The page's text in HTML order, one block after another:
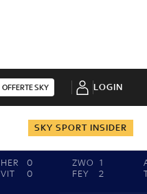
OFFERTE SKY LOGIN
SKY SPORT INSIDER
HER
0
VIT
0
ZWO
1
FEY
2